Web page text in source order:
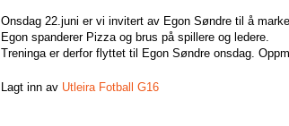
Onsdag 22.juni er vi invitert av Egon Søndre til å
Egon spanderer Pizza og brus på spillere og ledere.
Treninga er derfor flyttet til Egon Søndre onsdag.
Lagt inn av Utleira Fotball G16